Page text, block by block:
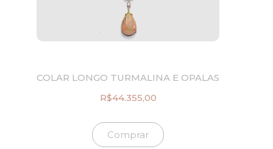
COLAR LONGO TURMALINA E OPALAS
R$44.355,00
Comprar